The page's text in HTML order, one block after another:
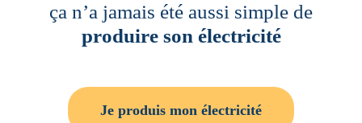
ça n’a jamais été aussi simple de
produire son électricité
Je produis mon électricité